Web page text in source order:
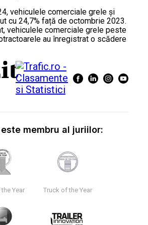
vehiculele comerciale grele și
cu 24,7% față de octombrie 2023.
vehiculele comerciale grele peste
au înregistrat o scădere
membru al juriilor:
Year Truck of the Year